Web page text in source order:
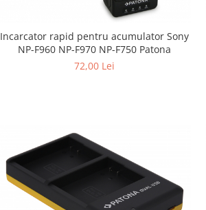
Incarcator rapid pentru acumulator Sony
NP-F960 NP-F970 NP-F750 Patona
72,00 Lei